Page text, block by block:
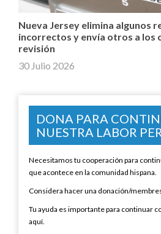
Nueva Jersey elimina algunos
incorrectos y envía otros a los
revisión
30 Julio 2026
DONA PARA
NUESTRA LABOR
Necesitamos tu cooperación para
que acontece en la comunidad hispana.
Considera hacer una donación/
Tu ayuda es importante para continuar
aquí.